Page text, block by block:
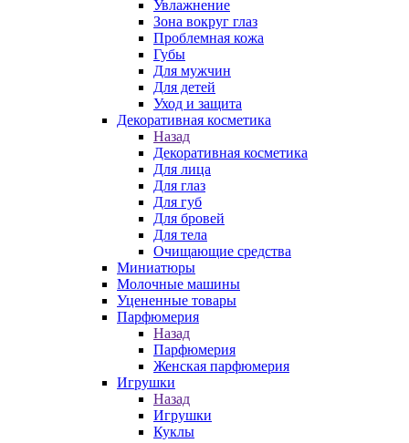
Увлажнение
Зона вокруг глаз
Проблемная кожа
Губы
Для мужчин
Для детей
Уход и защита
Декоративная косметика
Назад
Декоративная косметика
Для лица
Для глаз
Для губ
Для бровей
Для тела
Очищающие средства
Миниатюры
Молочные машины
Уцененные товары
Парфюмерия
Назад
Парфюмерия
Женская парфюмерия
Игрушки
Назад
Игрушки
Куклы